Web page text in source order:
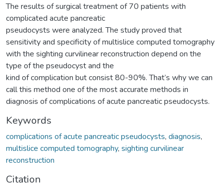
The results of surgical treatment of 70 patients with
complicated аcute pancreatic
pseudocysts were analyzed. The study proved that
sensitivity and specificity of multislice computed tomography
with the sighting curvilinear reconstruction depend on the
type of the pseudocyst and the
kind of complication but consist 80-90%. That’s why we can
call this method one of the most accurate methods in
diagnosis of complications of acute pancreatic pseudocysts.
Keywords
complications of acute pancreatic pseudocysts, diagnosis,
multislice computed tomography, sighting curvilinear
reconstruction
Citation